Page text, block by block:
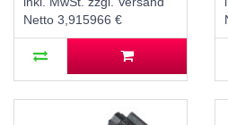
Netto 3,915966 €